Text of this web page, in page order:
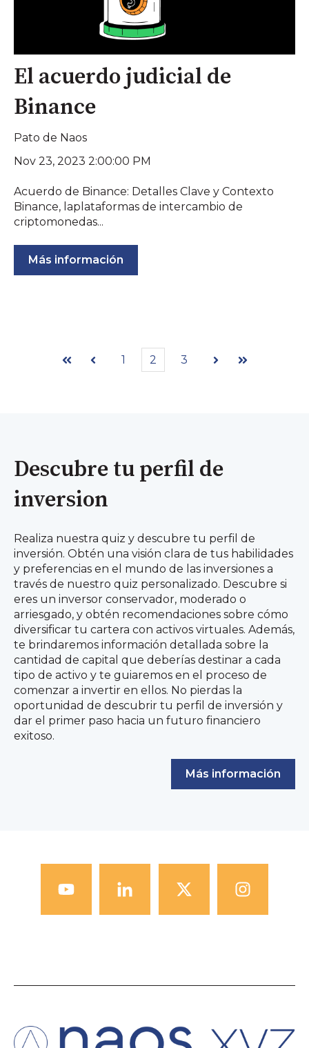
El acuerdo judicial de
Binance
Pato de Naos
Nov 23, 2023 2:00:00 PM
Acuerdo de Binance: Detalles Clave y Contexto
Binance, laplataformas de intercambio de
criptomonedas...
Más información
PrimeraAnterior
1 2 3
Siguiente
Última
Descubre tu perfil de
inversion
Realiza nuestra quiz y descubre tu perfil de
inversión. Obtén una visión clara de tus habilidades
y preferencias en el mundo de las inversiones a
través de nuestro quiz personalizado. Descubre si
eres un inversor conservador, moderado o
arriesgado, y obtén recomendaciones sobre cómo
diversificar tu cartera con activos virtuales. Además,
te brindaremos información detallada sobre la
cantidad de capital que deberías destinar a cada
tipo de activo y te guiaremos en el proceso de
comenzar a invertir en ellos. No pierdas la
oportunidad de descubrir tu perfil de inversión y
dar el primer paso hacia un futuro financiero
exitoso.
Más información